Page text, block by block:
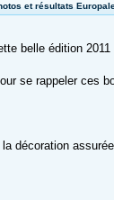
et résultats
belle édition
se rappeler ces
la décoration